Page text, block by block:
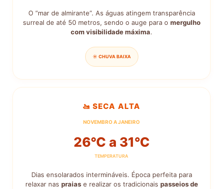
O “mar de almirante”. As águas atingem transparência
surreal de até 50 metros, sendo o auge para o mergulho
com visibilidade máxima.
☀️ CHUVA BAIXA
🚤 SECA ALTA
NOVEMBRO A JANEIRO
26°C a 31°C
TEMPERATURA
Dias ensolarados intermináveis. Época perfeita para
relaxar nas praiase realizar os tradicionais passeios de